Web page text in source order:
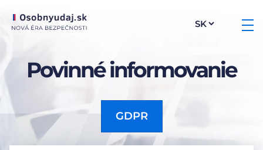
Povinné informovanie
GDPR